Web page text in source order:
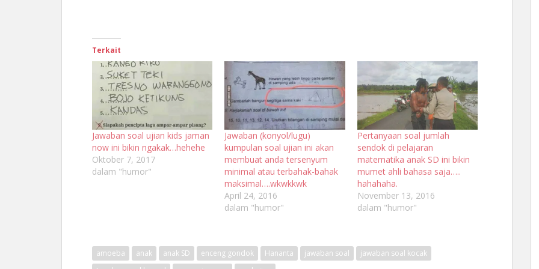
Terkait
Jawaban soal ujian kids jaman
now ini bikin ngakak…hehehe
Oktober 7, 2017
dalam "humor"
Jawaban (konyol/lugu)
kumpulan soal ujian ini akan
membuat anda tersenyum
minimal atau terbahak-bahak
maksimal….wkwkkwk
April 24, 2016
dalam "humor"
Pertanyaan soal jumlah
sendok di pelajaran
matematika anak SD ini bikin
mumet ahli bahasa saja…..
hahahaha.
November 13, 2016
dalam "humor"
amoeba anak anak SD enceng gondok Hananta jawaban soal
jawaban soal kocak